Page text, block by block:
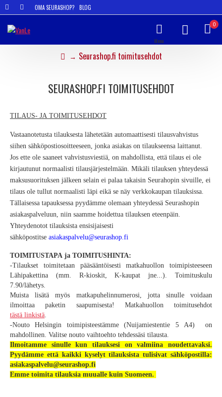
OMA SEURASHOP? BLOG
0
Seurashop.fi toimitusehdot
SEURASHOP.FI TOIMITUSEHDOT
TILAUS- JA TOIMITUSEHDOT
Vastaanotetusta tilauksesta lähetetään automaattisesti tilausvahvistus
siihen sähköpostiosoitteeseen, jonka asiakas on tilaukseensa laittanut.
Jos ette ole saaneet vahvistusviestiä, on mahdollista, että tilaus ei ole
kirjautunut normaalisti tilausjärjestelmään. Mikäli tilauksen yhteydessä
maksusuorituksen jälkeen selain ei palaa takaisin Seurahopin sivuille, ei
tilaus ole tullut normaalisti läpi eikä se näy verkkokaupan tilauksissa.
Tällaisessa tapauksessa pyydämme olemaan yhteydessä Seurashopin
asiakaspalveluun, niin saamme hoidettua tilauksen eteenpäin.
Yhteydenotot tilauksista ensisijaisesti
sähköpostitse asiakaspalvelu@seurashop.fi
TOIMITUSTAPA ja TOIMITUSHINTA:
-Tilaukset toimitetaan pääsääntöisesti matkahuollon toimipisteeseen
Lähipakettina (mm. R-kioskit, K-kaupat jne...). Toimituskulu
7.90/lähetys.
Muista lisätä myös matkapuhelinnumerosi, jotta sinulle voidaan
ilmoittaa paketin saapumisesta! Matkahuollon toimitusehdot
tästä linkistä
-Nouto Helsingin toimipisteestämme (Nuijamiestentie 5 A4) on
mahdollinen. Valitse nouto vaihtoehto tehdessäsi tilausta.
Ilmoitamme sinulle kun tilauksesi on valmiina noudettavaksi.
Pyydämme että kaikki kyselyt tilauksista tulisivat sähköpostilla:
asiakaspalvelu@seurashop.fi
Emme toimita tilauksia muualle kuin Suomeen.